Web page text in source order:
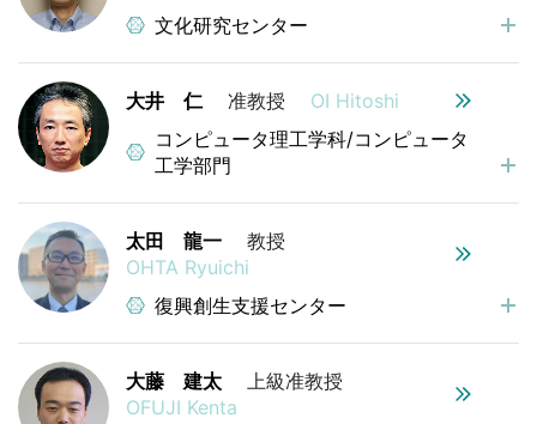
文化研究センター
大井 仁 准教授
OI Hitoshi
コンピュータ理工学科/コンピュータ
工学部門
太田 龍一
教授
OHTA Ryuichi
復興創生支援センター
大藤 建太
上級准教授
OFUJI Kenta